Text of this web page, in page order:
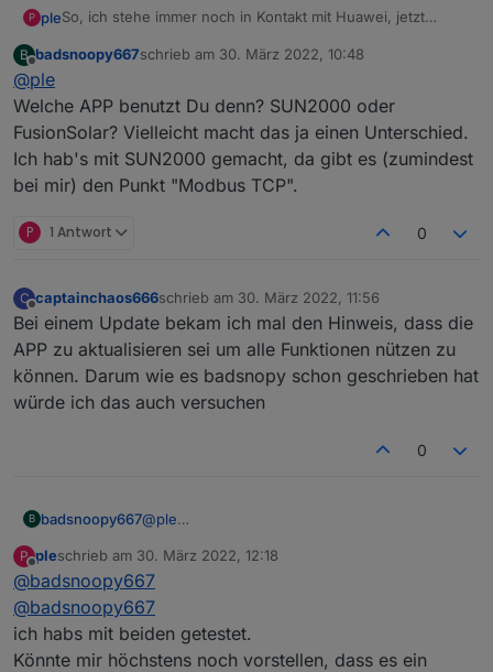
P pleSo, ich stehe immer noch in Kontakt mit Huawei, jetzt
Sdongle oder nicht. Glaube bald die wissen es selber nicht.
Problem, dass in der APP der Punkt Modbus garnicht
auftaucht.
Mit der Firmware 123 des Dongles ist Modbus TCP generell
aktiv laut Internet, das muss ich nachher mal testen.
Oder hat noch wer eine Idee, wie ich Modbus TCP
Gruß und Danke
B
Offline
badsnoopy667schrieb am 30. März 2022, 10:48
zuletzt editiert von
@ple
Welche APP benutzt Du denn? SUN2000 oder
FusionSolar? Vielleicht macht das ja einen Unterschied.
Ich hab's mit SUN2000 gemacht, da gibt es (zumindest
bei mir) den Punkt "Modbus TCP".
P 1 Antwort 0
C
Offline
captainchaos666schrieb am 30. März 2022, 11:56
zuletzt editiert von
Bei einem Update bekam ich mal den Hinweis, dass die
APP zu aktualisieren sei um alle Funktionen nützen zu
können. Darum wie es badsnopy schon geschrieben hat
würde ich das auch versuchen
0
B badsnoopy667@ple
FusionSolar? Vielleicht macht das ja einen
Unterschied. Ich hab's mit SUN2000 gemacht,
da gibt es (zumindest bei mir) den Punkt
"Modbus TCP".
P
Offline
pleschrieb am 30. März 2022, 12:18
zuletzt editiert von
@badsnoopy667
@badsnoopy667
ich habs mit beiden getestet.
Könnte mir höchstens noch vorstellen, dass es ein